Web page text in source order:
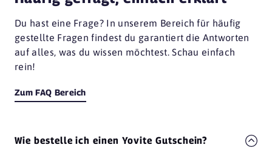
Du hast eine Frage? In unserem Bereich für häufig
gestellte Fragen findest du garantiert die Antworten
auf alles, was du wissen möchtest. Schau einfach
rein!
Zum FAQ Bereich
Wie bestelle ich einen Yovite Gutschein?